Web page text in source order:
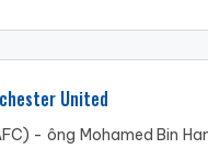
United
- ông Mohamed Bin